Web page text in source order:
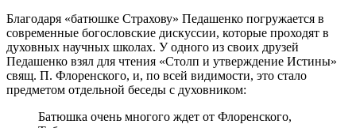
Благодаря «батюшке Страхову» Педашенко погружается в
современные богословские дискуссии, которые проходят в
духовных научных школах. У одного из своих друзей
Педашенко взял для чтения «Столп и утверждение Истины»
свящ. П. Флоренского, и, по всей видимости, это стало
предметом отдельной беседы с духовником:
Батюшка очень многого ждет от Флоренского,